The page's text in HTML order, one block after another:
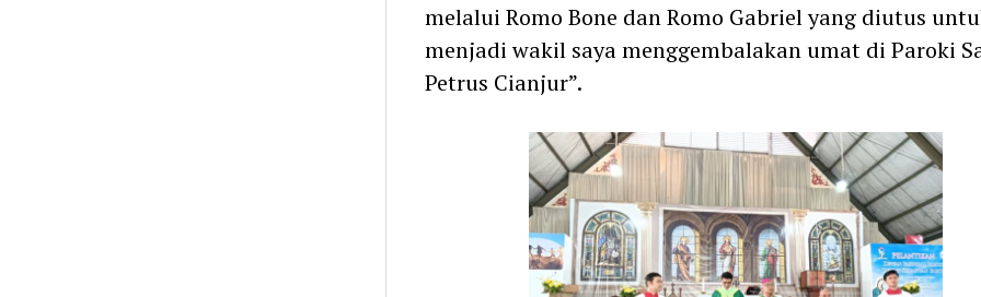
melalui Romo Bone dan Romo Gabriel yang diutus
menjadi wakil saya menggembalakan umat di Paroki
Petrus Cianjur”.